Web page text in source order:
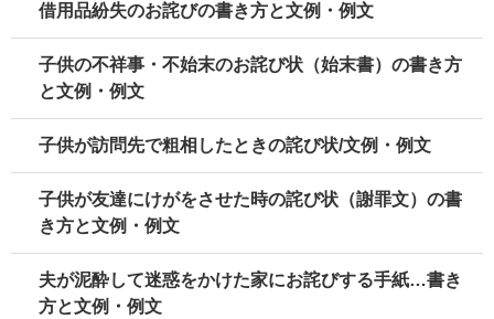
借用品紛失のお詫びの書き方と文例・例文
子供の不祥事・不始末のお詫び状（始末書）の書き方
と文例・例文
子供が訪問先で粗相したときの詫び状/文例・例文
子供が友達にけがをさせた時の詫び状（謝罪文）の書
き方と文例・例文
夫が泥酔して迷惑をかけた家にお詫びする手紙…書き
方と文例・例文